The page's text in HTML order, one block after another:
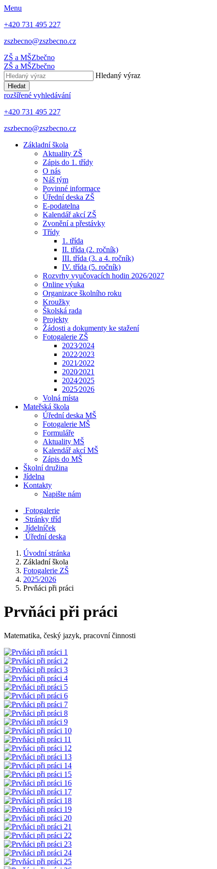
Menu
+420 731 495 227
zszbecno@zszbecno.cz
ZŠ a MŠZbečno
ZŠ a MŠZbečno
Hledaný výraz
Hledat
rozšířené vyhledávání
+420 731 495 227
zszbecno@zszbecno.cz
Základní škola
Aktuality ZŠ
Zápis do 1. třídy
O nás
Náš tým
Povinné informace
Úřední deska ZŠ
E-podatelna
Kalendář akcí ZŠ
Zvonění a přestávky
Třídy
1. třída
II. třída (2. ročník)
III. třída (3. a 4. ročník)
IV. třída (5. ročník)
Rozvrhy vyučovacích hodin 2026/2027
Online výuka
Organizace školního roku
Kroužky
Školská rada
Projekty
Žádosti a dokumenty ke stažení
Fotogalerie ZŠ
2023⁄2024
2022⁄2023
2021⁄2022
2020⁄2021
2024⁄2025
2025⁄2026
Volná místa
Mateřská škola
Úřední deska MŠ
Fotogalerie MŠ
Formuláře
Aktuality MŠ
Kalendář akcí MŠ
Zápis do MŠ
Školní družina
Jídelna
Kontakty
Napište nám
Fotogalerie
Stránky tříd
Jídelníček
Úřední deska
Úvodní stránka
Základní škola
Fotogalerie ZŠ
2025/2026
Prvňáci při práci
Prvňáci při práci
Matematika, český jazyk, pracovní činnosti